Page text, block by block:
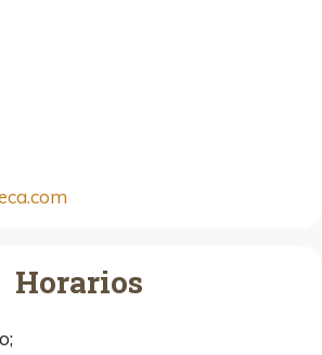
Horarios